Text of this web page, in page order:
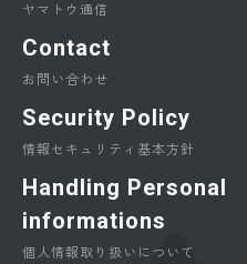
ヤマトウ通信
Contact
お問い合わせ
Security Policy
情報セキュリティ基本方針
Handling Personal
informations
個人情報取り扱いについて